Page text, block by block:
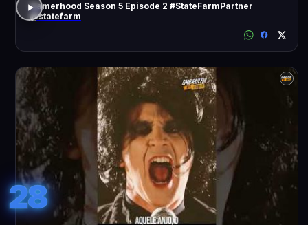
Gamerhood Season 5 Episode 2 #StateFarmPartner
@statefarm
28